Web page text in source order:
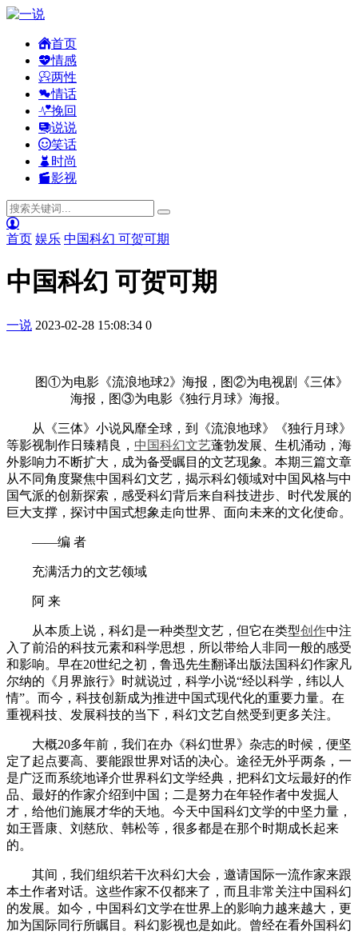
首页
情感
两性
情话
挽回
说说
笑话
时尚
影视
首页 娱乐 中国科幻 可贺可期
中国科幻 可贺可期
一说 2023-02-28 15:08:34 0
图①为电影《流浪地球2》海报，图②为电视剧《三体》
海报，图③为电影《独行月球》海报。
从《三体》小说风靡全球，到《流浪地球》《独行月球》
等影视制作日臻精良， 中国科幻文艺蓬勃发展、生机涌动，海
外影响力不断扩大，成为备受瞩目的文艺现象。本期三篇文章
从不同角度聚焦中国科幻文艺，揭示科幻领域对中国风格与中
国气派的创新探索，感受科幻背后来自科技进步、时代发展的
巨大支撑，探讨中国式想象走向世界、面向未来的文化使命。
——编 者
充满活力的文艺领域
阿 来
从本质上说，科幻是一种类型文艺，但它在类型创作中注
入了前沿的科技元素和科学思想，所以带给人非同一般的感受
和影响。早在20世纪之初，鲁迅先生翻译出版法国科幻作家凡
尔纳的《月界旅行》时就说过，科学小说“经以科学，纬以人
情”。而今，科技创新成为推进中国式现代化的重要力量。在
重视科技、发展科技的当下，科幻文艺自然受到更多关注。
大概20多年前，我们在办《科幻世界》杂志的时候，便坚
定了起点要高、要能跟世界对话的决心。途径无外乎两条，一
是广泛而系统地译介世界科幻文学经典，把科幻文坛最好的作
品、最好的作家介绍到中国；二是努力在年轻作者中发掘人
才，给他们施展才华的天地。今天中国科幻文学的中坚力量，
如王晋康、刘慈欣、韩松等，很多都是在那个时期成长起来
的。
其间，我们组织若干次科幻大会，邀请国际一流作家来跟
本土作者对话。这些作家不仅都来了，而且非常关注中国科幻
的发展。如今，中国科幻文学在世界上的影响力越来越大，更
加为国际同行所瞩目。科幻影视也是如此。曾经在看外国科幻